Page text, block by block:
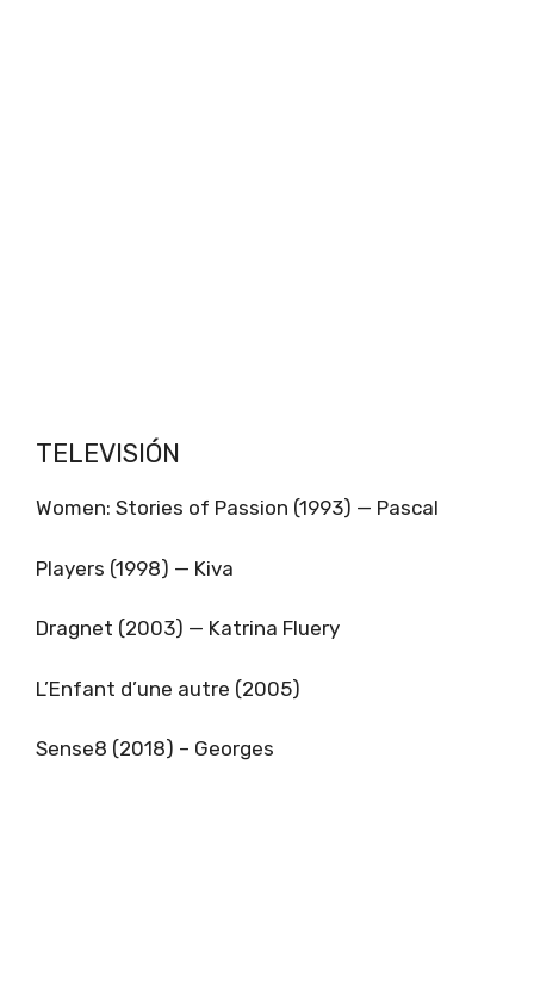
TELEVISIÓN
Women: Stories of Passion (1993) — Pascal
Players (1998) — Kiva
Dragnet (2003) — Katrina Fluery
L’Enfant d’une autre (2005)
Sense8 (2018) – Georges